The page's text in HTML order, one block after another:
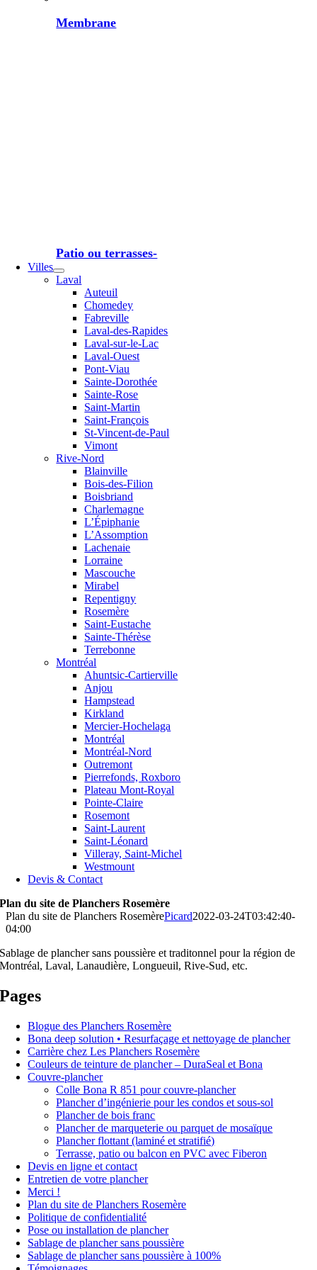
Membrane
Patio ou terrasses-
Villes
Laval
Auteuil
Chomedey
Fabreville
Laval-des-Rapides
Laval-sur-le-Lac
Laval-Ouest
Pont-Viau
Sainte-Dorothée
Sainte-Rose
Saint-Martin
Saint-François
St-Vincent-de-Paul
Vimont
Rive-Nord
Blainville
Bois-des-Filion
Boisbriand
Charlemagne
L’Épiphanie
L’Assomption
Lachenaie
Lorraine
Mascouche
Mirabel
Repentigny
Rosemère
Saint-Eustache
Sainte-Thérèse
Terrebonne
Montréal
Ahuntsic-Cartierville
Anjou
Hampstead
Kirkland
Mercier-Hochelaga
Montréal
Montréal-Nord
Outremont
Pierrefonds, Roxboro
Plateau Mont-Royal
Pointe-Claire
Rosemont
Saint-Laurent
Saint-Léonard
Villeray, Saint-Michel
Westmount
Devis & Contact
Plan du site de Planchers Rosemère
Plan du site de Planchers RosemèrePicard2022-03-24T03:42:40-
04:00
Sablage de plancher sans poussière et traditonnel pour la région de
Montréal, Laval, Lanaudière, Longueuil, Rive-Sud, etc.
Pages
Blogue des Planchers Rosemère
Bona deep solution • Resurfaçage et nettoyage de plancher
Carrière chez Les Planchers Rosemère
Couleurs de teinture de plancher – DuraSeal et Bona
Couvre-plancher
Colle Bona R 851 pour couvre-plancher
Plancher d’ingénierie pour les condos et sous-sol
Plancher de bois franc
Plancher de marqueterie ou parquet de mosaïque
Plancher flottant (laminé et stratifié)
Terrasse, patio ou balcon en PVC avec Fiberon
Devis en ligne et contact
Entretien de votre plancher
Merci !
Plan du site de Planchers Rosemère
Politique de confidentialité
Pose ou installation de plancher
Sablage de plancher sans poussière
Sablage de plancher sans poussière à 100%